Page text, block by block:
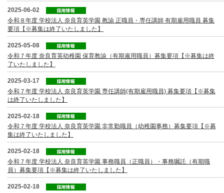
2025-06-02
令和８年度 学校法人 奈良育英学園 教諭 正職員・専任講師 有期雇用職員 募集
要項【※募集は終了いたしました】
2025-05-08
令和７年度 奈良育英幼稚園 保育教諭（有期雇用職員）募集要項【※募集は終
了いたしました】
2025-03-17
令和７年度 学校法人 奈良育英学園 専任講師(有期雇用職員) 募集要項【※募集
は終了いたしました】
2025-02-18
令和７年度 学校法人 奈良育英学園 非常勤職員（幼稚園事務）募集要項【※募
集は終了いたしました】
2025-02-18
令和７年度 学校法人 奈良育英学園 事務職員（正職員）・事務嘱託（有期職
員）募集要項【※募集は終了いたしました】
2025-02-18